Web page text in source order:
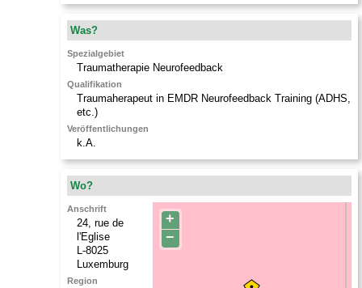
Was?
Spezialgebiet
Traumatherapie Neurofeedback
Qualifikation
Traumaherapeut in EMDR Neurofeedback Training (ADHS,
etc.)
Veröffentlichungen
k.A.
Wo?
+
−
Anschrift
24, rue de
l'Eglise
L-8025
Luxemburg
Region